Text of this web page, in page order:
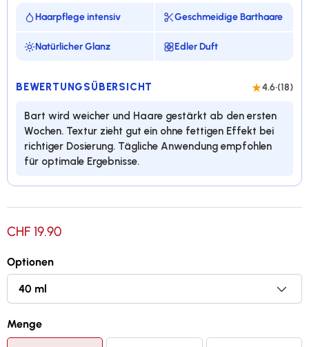
Haarpflege intensiv Geschmeidige Barthaare
Natürlicher Glanz Edler Duft
BEWERTUNGSÜBERSICHT 4.6·(18)
Bart wird weicher und Haare gestärkt ab den ersten
Wochen. Textur zieht gut ein ohne fettigen Effekt bei
richtiger Dosierung. Tägliche Anwendung empfohlen
für optimale Ergebnisse.
Ultrakonzentrierte Formel, 95 % Rizinusöl
Mit Sheabutter-, Jojoba-, Kokos- und
Granatapfelöl
Ideal für eine intensive Bartpflege
CHF 19.90
Optionen
Menge